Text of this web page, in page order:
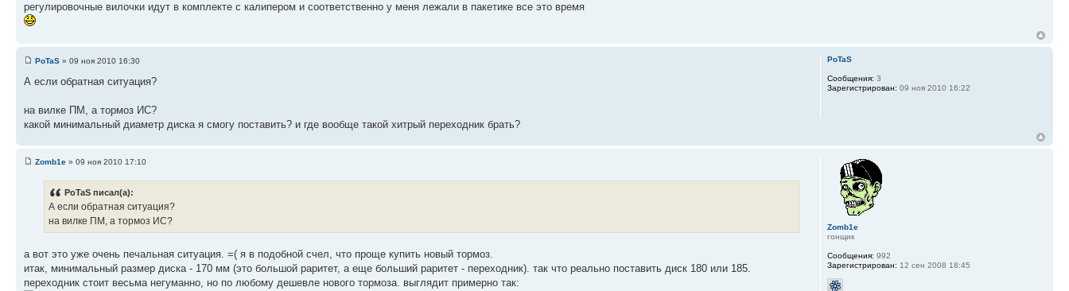
регулировочные вилочки идут в комплекте с калипером и соответственно у меня лежали в пакетике все это время
PoTaS » 09 ноя 2010 16:30
А если обратная ситуация?
на вилке ПМ, а тормоз ИС?
какой минимальный диаметр диска я смогу поставить? и где вообще такой хитрый переходник брать?
PoTaS
Сообщения: 3
Зарегистрирован: 09 ноя 2010 16:22
Zomb1e » 09 ноя 2010 17:10
PoTaS писал(а):
А если обратная ситуация?
на вилке ПМ, а тормоз ИС?
а вот это уже очень печальная ситуация. =( я в подобной счел, что проще купить новый тормоз.
итак, минимальный размер диска - 170 мм (это большой раритет, а еще больший раритет - переходник). так что реально поставить диск 180 или 185.
переходник стоит весьма негуманно, но по любому дешевле нового тормоза. выглядит примерно так:
Zomb1e
гонщик
Сообщения: 992
Зарегистрирован: 12 сен 2008 18:45